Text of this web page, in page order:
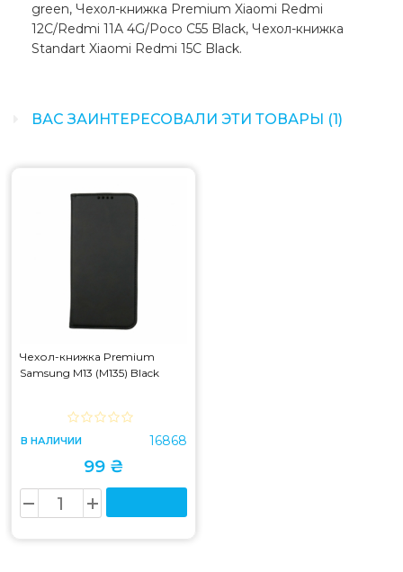
green, Чехол-книжка Premium Xiaomi Redmi
12C/Redmi 11A 4G/Poco C55 Black, Чехол-книжка
Standart Xiaomi Redmi 15С Black.
ВАС ЗАИНТЕРЕСОВАЛИ ЭТИ ТОВАРЫ (1)
Чехол-книжка Premium
Samsung M13 (M135) Black
В НАЛИЧИИ 16868
99 ₴